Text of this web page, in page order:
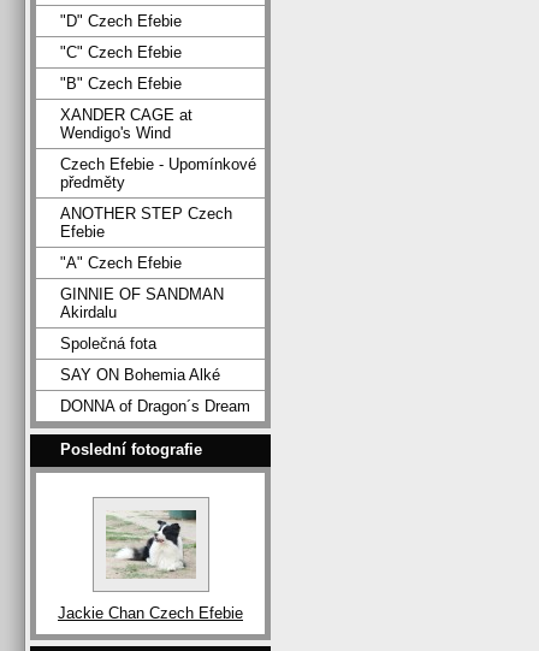
"D" Czech Efebie
"C" Czech Efebie
"B" Czech Efebie
XANDER CAGE at
Wendigo's Wind
Czech Efebie - Upomínkové
předměty
ANOTHER STEP Czech
Efebie
"A" Czech Efebie
GINNIE OF SANDMAN
Akirdalu
Společná fota
SAY ON Bohemia Alké
DONNA of Dragon´s Dream
Poslední fotografie
Jackie Chan Czech Efebie